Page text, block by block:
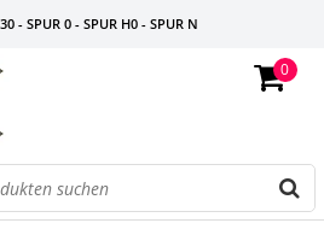
- SPUR 0 - SPUR H0 - SPUR N
0
BR 91.3 Privatbahn III, inkl.